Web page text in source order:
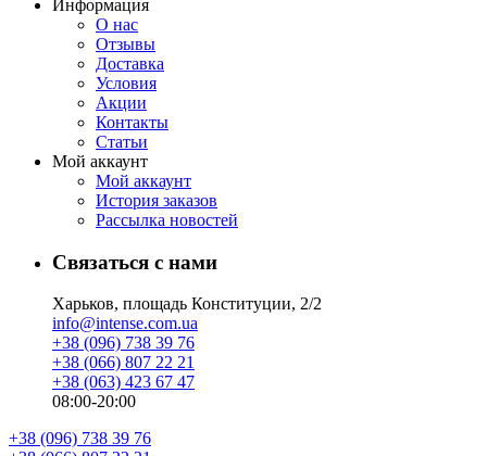
Информация
О нас
Отзывы
Доставка
Условия
Aкции
Контакты
Статьи
Мой аккаунт
Мой аккаунт
История заказов
Рассылка новостей
Связаться с нами
Харьков, площадь Конституции, 2/2
info@intense.com.ua
+38 (096) 738 39 76
+38 (066) 807 22 21
+38 (063) 423 67 47
08:00-20:00
+38 (096) 738 39 76